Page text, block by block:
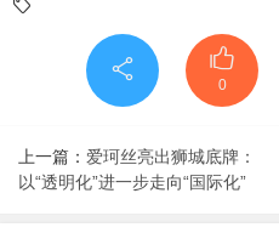
0
上一篇： 爱珂丝亮出狮城底牌：
以“透明化”进一步走向“国际化”